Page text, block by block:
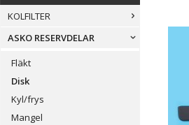
KOLFILTER
ASKO RESERVDELAR
Fläkt
Disk
Kyl/frys
Mangel